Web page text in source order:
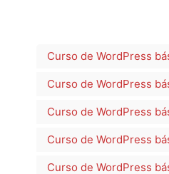
Curso de WordPress
Curso de WordPress
Curso de WordPress
Curso de WordPress
Curso de WordPress